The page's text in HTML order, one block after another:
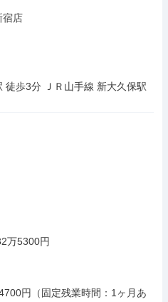
宿店
徒歩3分 ＪＲ山手線 新大久保駅
万5300円
円（固定残業時間：1ヶ月あ